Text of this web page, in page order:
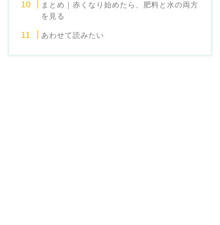
まとめ｜赤くなり始めたら、肥料と水の両方
を見る
あわせて読みたい